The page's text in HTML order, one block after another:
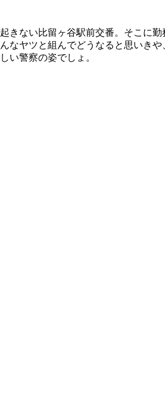
ない比留ヶ谷駅前交番。そこに
ヤツと組んでどうなると思いき
い警察の姿でしょ。